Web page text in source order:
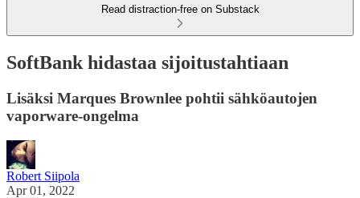
Read distraction-free on Substack
SoftBank hidastaa sijoitustahtiaan
Lisäksi Marques Brownlee pohtii sähköautojen
vaporware-ongelma
Robert Siipola
Apr 01, 2022